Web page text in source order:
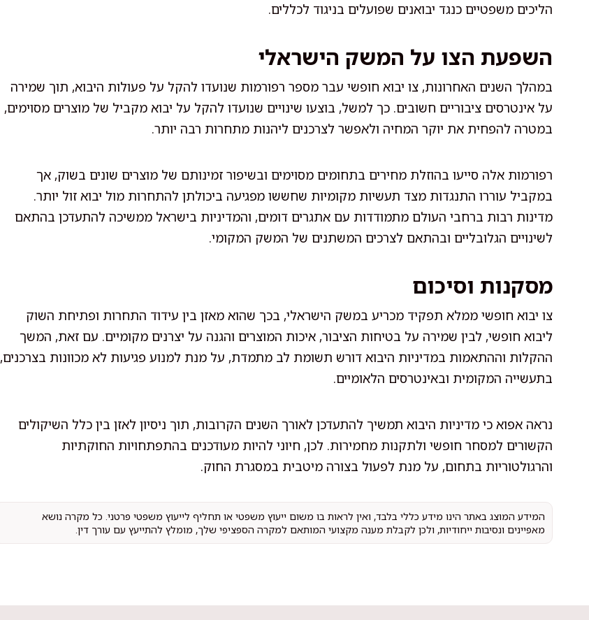
הליכים משפטיים כנגד יבואנים שפועלים בניגוד לכללים.
השפעת הצו על המשק הישראלי
במהלך השנים האחרונות, צו יבוא חופשי עבר מספר רפורמות שנועדו להקל על פעולות היבוא, תוך שמירה
על אינטרסים ציבוריים חשובים. כך למשל, בוצעו שינויים שנועדו להקל על יבוא מקביל של מוצרים מסוימים,
במטרה להפחית את יוקר המחיה ולאפשר לצרכנים ליהנות מתחרות רבה יותר.
רפורמות אלה סייעו בהוזלת מחירים בתחומים מסוימים ובשיפור זמינותם של מוצרים שונים בשוק, אך
במקביל עוררו התנגדות מצד תעשיות מקומיות שחששו מפגיעה ביכולתן להתחרות מול יבוא זול יותר.
מדינות רבות ברחבי העולם מתמודדות עם אתגרים דומים, והמדיניות בישראל ממשיכה להתעדכן בהתאם
לשינויים הגלובליים ובהתאם לצרכים המשתנים של המשק המקומי.
מסקנות וסיכום
צו יבוא חופשי ממלא תפקיד מכריע במשק הישראלי, בכך שהוא מאזן בין עידוד התחרות ופתיחת השוק
ליבוא חופשי, לבין שמירה על בטיחות הציבור, איכות המוצרים והגנה על יצרנים מקומיים. עם זאת, המשך
ההקלות וההתאמות במדיניות היבוא דורש תשומת לב מתמדת, על מנת למנוע פגיעות לא מכוונות בצרכנים,
בתעשייה המקומית ובאינטרסים הלאומיים.
נראה אפוא כי מדיניות היבוא תמשיך להתעדכן לאורך השנים הקרובות, תוך ניסיון לאזן בין כלל השיקולים
הקשורים למסחר חופשי ולתקנות מחמירות. לכן, חיוני להיות מעודכנים בהתפתחויות החוקתיות
והרגולטוריות בתחום, על מנת לפעול בצורה מיטבית במסגרת החוק.
המידע המוצג באתר הינו מידע כללי בלבד, ואין לראות בו משום ייעוץ משפטי או תחליף לייעוץ משפטי פרטני. כל מקרה נושא
מאפיינים ונסיבות ייחודיות, ולכן לקבלת מענה מקצועי המותאם למקרה הספציפי שלך, מומלץ להתייעץ עם עורך דין.